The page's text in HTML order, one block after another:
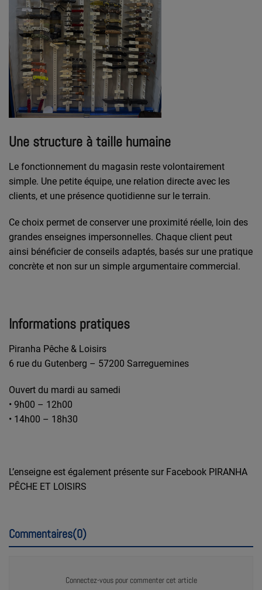
Une structure à taille humaine
Le fonctionnement du magasin reste volontairement
simple. Une petite équipe, une relation directe avec les
clients, et une présence quotidienne sur le terrain.
Ce choix permet de conserver une proximité réelle, loin des
grandes enseignes impersonnelles. Chaque client peut
ainsi bénéficier de conseils adaptés, basés sur une pratique
concrète et non sur un simple argumentaire commercial.
Informations pratiques
Piranha Pêche & Loisirs
6 rue du Gutenberg – 57200 Sarreguemines
Ouvert du mardi au samedi
• 9h00 – 12h00
• 14h00 – 18h30
L’enseigne est également présente sur Facebook PIRANHA
PÊCHE ET LOISIRS
Commentaires(0)
Connectez-vous pour commenter cet article